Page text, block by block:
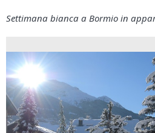
Settimana bianca a Bormio in